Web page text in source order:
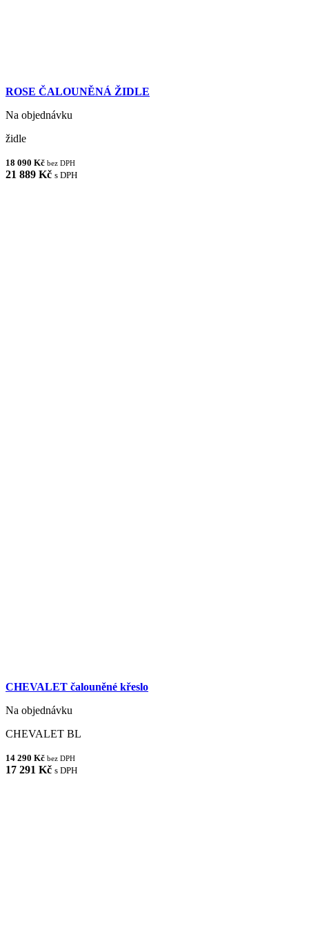
ROSE ČALOUNĚNÁ ŽIDLE
Na objednávku
židle
18 090 Kč bez DPH
21 889 Kč s DPH
CHEVALET čalouněné křeslo
Na objednávku
CHEVALET BL
14 290 Kč bez DPH
17 291 Kč s DPH